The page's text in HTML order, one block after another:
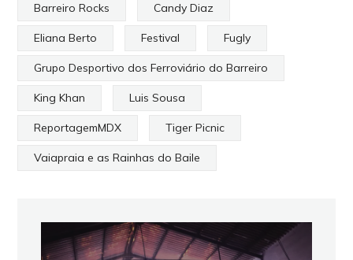
Barreiro Rocks Candy Diaz
Eliana Berto Festival Fugly
Grupo Desportivo dos Ferroviário do Barreiro
King Khan Luis Sousa
ReportagemMDX Tiger Picnic
Vaiapraia e as Rainhas do Baile